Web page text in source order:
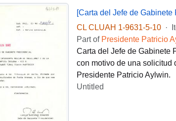
[Carta del Jefe de
CL CLUAH 1-9631-5-10
·
Part of Presidente Patricio
Carta del Jefe de Gabinete
con motivo de una solicitud
Presidente Patricio Aylwin.
Untitled